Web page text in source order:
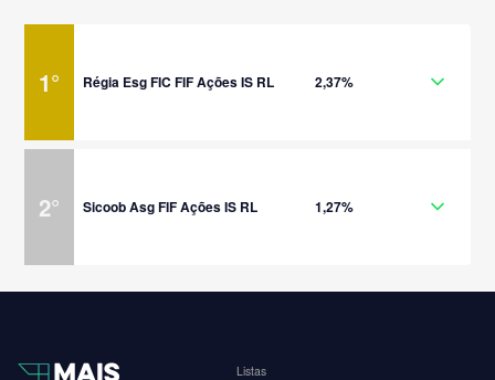
1° Régia Esg FIC FIF Ações IS RL 2,37%
2° Sicoob Asg FIF Ações IS RL 1,27%
Listas